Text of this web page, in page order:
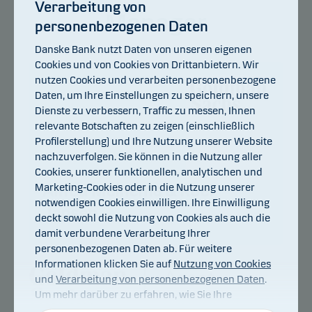
Manager
Alfred Meinema & Roel
Jansen
Verarbeitung von
personenbezogenen Daten
Danske Bank nutzt Daten von unseren eigenen
Cookies und von Cookies von Drittanbietern. Wir
nutzen Cookies und verarbeiten personenbezogene
Daten, um Ihre Einstellungen zu speichern, unsere
Dienste zu verbessern, Traffic zu messen, Ihnen
relevante Botschaften zu zeigen (einschließlich
Profilerstellung) und Ihre Nutzung unserer Website
nachzuverfolgen. Sie können in die Nutzung aller
Cookies, unserer funktionellen, analytischen und
Marketing-Cookies oder in die Nutzung unserer
notwendigen Cookies einwilligen. Ihre Einwilligung
deckt sowohl die Nutzung von Cookies als auch die
damit verbundene Verarbeitung Ihrer
personenbezogenen Daten ab. Für weitere
Informationen klicken Sie auf Nutzung von Cookies
und Verarbeitung von personenbezogenen Daten.
Um mehr darüber zu erfahren, wie Sie Ihre
Einwilligung widerrufen können, klicken Sie auf den